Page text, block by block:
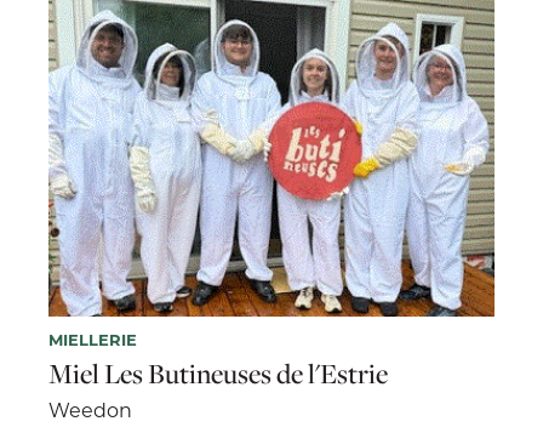
MIELLERIE
Miel Les Butineuses de l'Estrie
Weedon